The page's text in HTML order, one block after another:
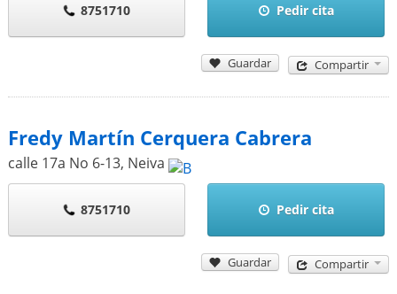
8751710 Pedir cita
Guardar Compartir
Fredy Martín Cerquera Cabrera
calle 17a No 6-13, Neiva
8751710 Pedir cita
Guardar Compartir